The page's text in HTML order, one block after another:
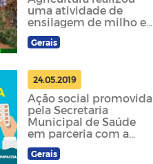
uma atividade de
ensilagem de milho e
gliricídia
Gerais
24.05.2019
Ação social promovida
pela Secretaria
Municipal de Saúde
em parceria com a
faculdade UNIFACISA
Gerais